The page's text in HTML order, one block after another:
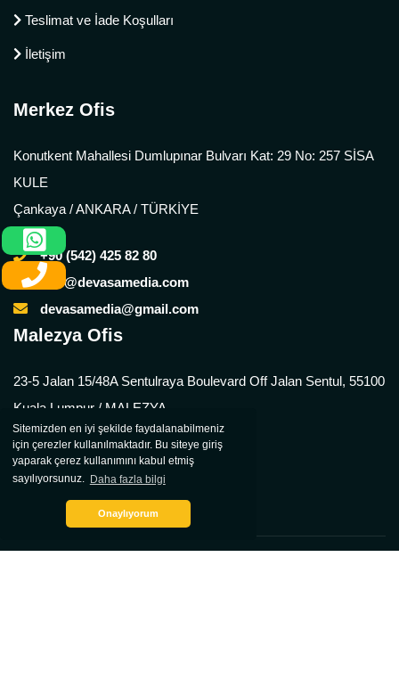
Sitemizden en iyi şekilde faydalanabilmeniz
için çerezler kullanılmaktadır. Bu siteye giriş
yaparak çerez kullanımını kabul etmiş
sayılıyorsunuz. Daha fazla bilgi
Onaylıyorum
Teslimat ve İade Koşulları
İletişim
Merkez Ofis
Konutkent Mahallesi Dumlupınar Bulvarı Kat: 29 No: 257 SİSA
KULE
Çankaya / ANKARA / TÜRKİYE
+90 (542) 425 82 80
info@devasamedia.com
devasamedia@gmail.com
Malezya Ofis
23-5 Jalan 15/48A Sentulraya Boulevard Off Jalan Sentul, 55100
Kuala Lumpur / MALEZYA
+6 03 4043 29 25
info@devasamedia.com
devasamedia@gmail.com